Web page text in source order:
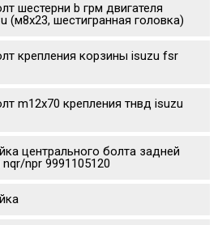
шестерни b грм двигателя
(м8х23, шестигранная головка)
крепления корзины isuzu fsr
m12x70 крепления тнвд isuzu
центрального болта задней
npr 9991105120